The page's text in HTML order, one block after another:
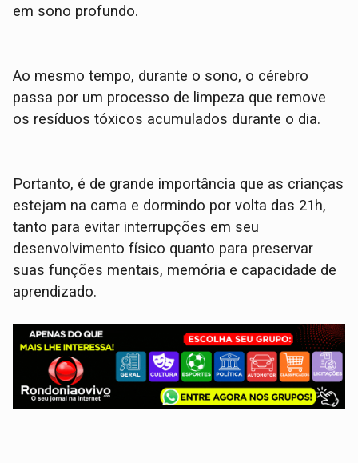
em sono profundo.
Ao mesmo tempo, durante o sono, o cérebro
passa por um processo de limpeza que remove
os resíduos tóxicos acumulados durante o dia.
Portanto, é de grande importância que as crianças
estejam na cama e dormindo por volta das 21h,
tanto para evitar interrupções em seu
desenvolvimento físico quanto para preservar
suas funções mentais, memória e capacidade de
aprendizado.